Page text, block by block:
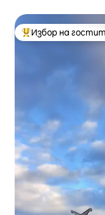
Най-популярен
Избор на